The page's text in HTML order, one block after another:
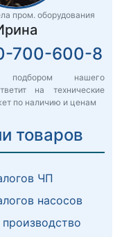
пром. оборудования
700-600-8
нашего
на технические
по наличию и ценам
товаров
ЧП
насосов